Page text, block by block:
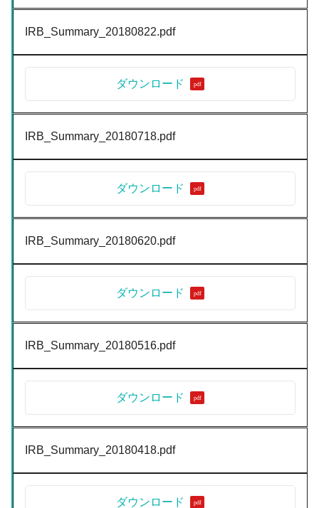
IRB_Summary_20180822.pdf
ダウンロード
IRB_Summary_20180718.pdf
ダウンロード
IRB_Summary_20180620.pdf
ダウンロード
IRB_Summary_20180516.pdf
ダウンロード
IRB_Summary_20180418.pdf
ダウンロード